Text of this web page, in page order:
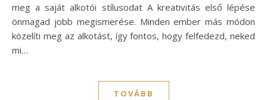
meg a saját alkotói stílusodat A kreativitás első lépése
önmagad jobb megismerése. Minden ember más módon
közelíti meg az alkotást, így fontos, hogy felfedezd, neked
mi…
TOVÁBB